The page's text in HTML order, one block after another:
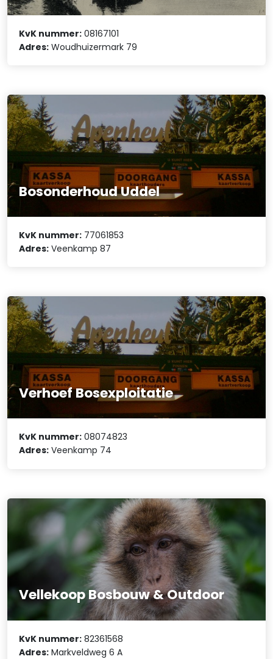
KvK nummer: 08167101
Adres: Woudhuizermark 79
Bosonderhoud Uddel
KvK nummer: 77061853
Adres: Veenkamp 87
Verhoef Bosexploitatie
KvK nummer: 08074823
Adres: Veenkamp 74
Vellekoop Bosbouw & Outdoor
KvK nummer: 82361568
Adres: Markveldweg 6 A